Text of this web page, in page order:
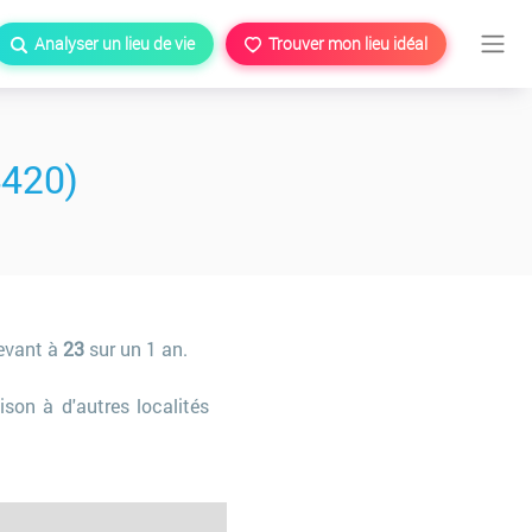
Analyser un lieu de vie Trouver mon lieu idéal
à 23 sur un 1 an.
à d'autres localités